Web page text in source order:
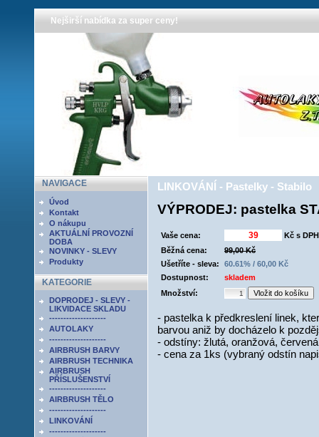
Nejširší nabídka za super ceny!
NAVIGACE
Úvod
Kontakt
O nákupu
AKTUÁLNÍ PROVOZNÍ
DOBA
NOVINKY - SLEVY
Produkty
KATEGORIE
DOPRODEJ - SLEVY -
LIKVIDACE SKLADU
--------------------
AUTOLAKY
--------------------
AIRBRUSH BARVY
AIRBRUSH TECHNIKA
AIRBRUSH
PŘÍSLUŠENSTVÍ
--------------------
AIRBRUSH TĚLO
--------------------
LINKOVÁNÍ
--------------------
LINKOVÁNÍ - Pastelky - Stabilo
VÝPRODEJ: pastelka
Vaše cena:
Kč s DPH
Běžná cena:
99,00 Kč
Ušetříte - sleva:
60.61% / 60,00 Kč
Dostupnost:
skladem
Množství:
- pastelka k předkreslení linek,
barvou aniž by docházelo k
- odstíny: žlutá, oranžová,
- cena za 1ks (vybraný odstín